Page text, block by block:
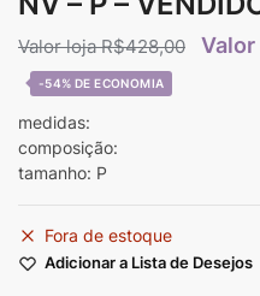
R$428,00
-54%
medidas:
composição:
tamanho: P
Fora de estoque
Adicionar a Lista de Desejos